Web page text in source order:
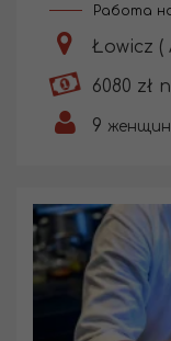
Работа
Łowicz (
6080 zł
9